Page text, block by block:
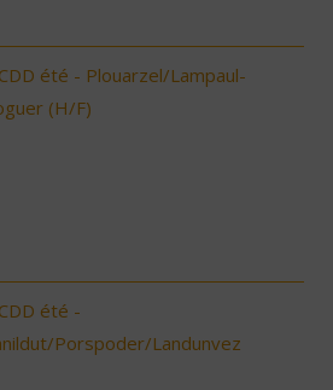
été - Plouarzel/Lampaul-
(H/F)
été -
Porspoder/Landunvez